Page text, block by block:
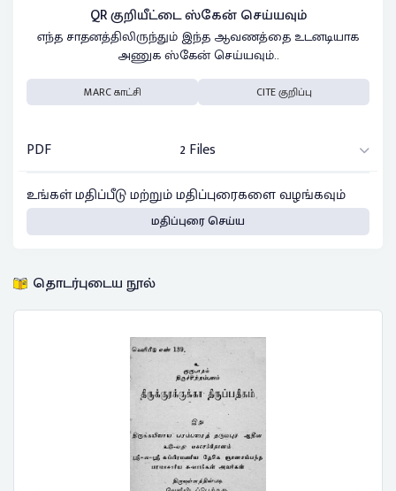
QR குறியீட்டை ஸ்கேன் செய்யவும்
எந்த சாதனத்திலிருந்தும் இந்த ஆவணத்தை உடனடியாக
அணுக ஸ்கேன் செய்யவும்..
MARC காட்சி CITE குறிப்பு
PDF
2 Files
உங்கள் மதிப்பீடு மற்றும் மதிப்புரைகளை வழங்கவும்
மதிப்புரை செய்ய
தொடர்புடைய நூல்